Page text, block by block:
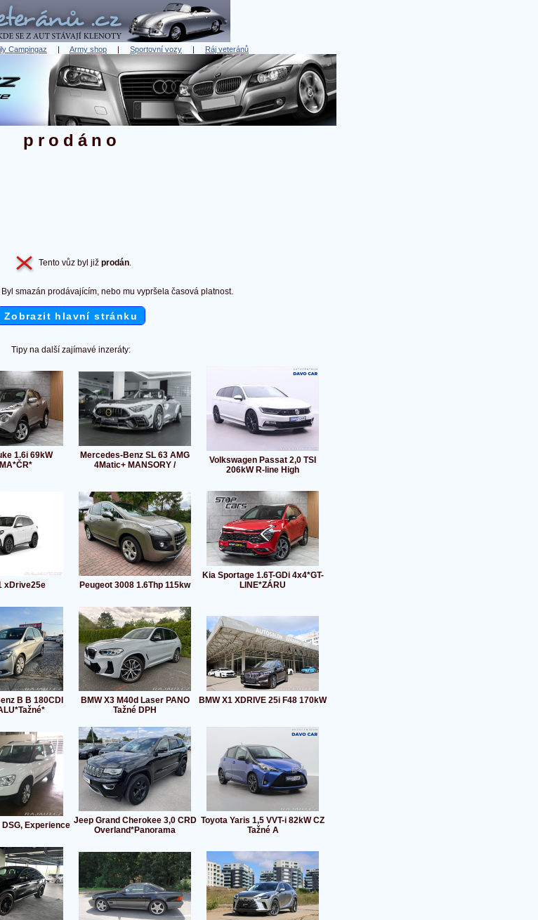
Campingaz | Army shop | Sportovní vozy | Ráj veteránů
prodáno
Tento vůz byl již prodán.
smazán prodávajícím, nebo mu vypršela časová platnost.
Zobrazit hlavní stránku
Tipy na další zajímavé inzeráty:
1.6i 69kW
Mercedes-Benz SL 63 AMG
4Matic+ MANSORY /
Volkswagen Passat 2,0 TSI
206kW R-line High
xDrive25e Peugeot 3008 1.6Thp 115kw
Kia Sportage 1.6T-GDi 4x4*GT-
LINE*ZÁRU
B B 180CDI
BMW X3 M40d Laser PANO
Tažné DPH
BMW X1 XDRIVE 25i F48 170kW
DSG, Experience Jeep Grand Cherokee 3,0 CRD
Overland*Panorama
Toyota Yaris 1,5 VVT-i 82kW CZ
Tažné A